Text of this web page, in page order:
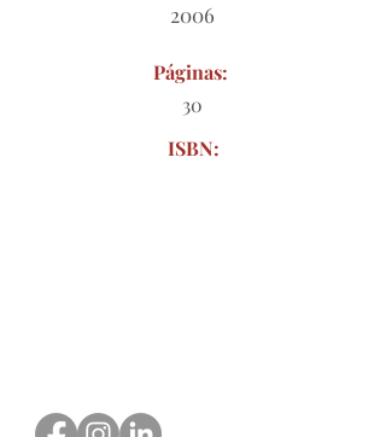
2006
Páginas:
30
ISBN: